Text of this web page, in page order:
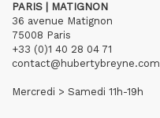
PARIS | MATIGNON
36 avenue Matignon
75008 Paris
+33 (0)1 40 28 04 71
contact@hubertybreyne.com
Mercredi > Samedi 11h-19h